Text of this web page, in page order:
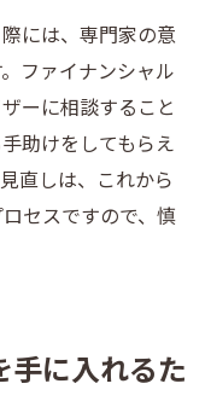
には、専門家の意
ファイナンシャル
ーに相談すること
助けをしてもらえ
直しは、これから
セスですので、慎
手に入れるた